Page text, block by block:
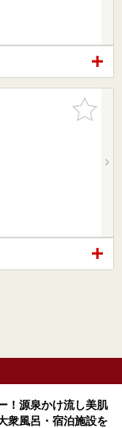
お気に入
りに追加
！源泉かけ流し美肌
衆風呂・宿泊施設を